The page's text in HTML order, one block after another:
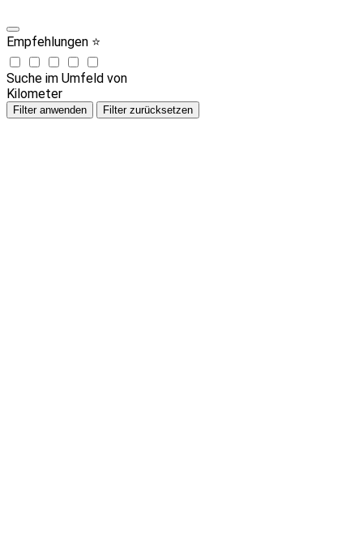
Empfehlungen ⭐
Suche im Umfeld von
Kilometer
Filter anwenden Filter zurücksetzen